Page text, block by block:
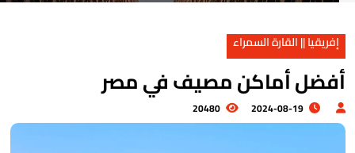
إفريقيا || القارة السمراء
أماكن مصيف في مصر
2024-08-19
20480